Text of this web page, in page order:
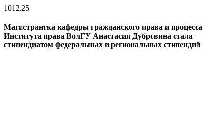
1012.25
Магистрантка кафедры гражданского права и процесса
Института права ВолГУ Анастасия Дубровина стала
стипендиатом федеральных и региональных стипендий